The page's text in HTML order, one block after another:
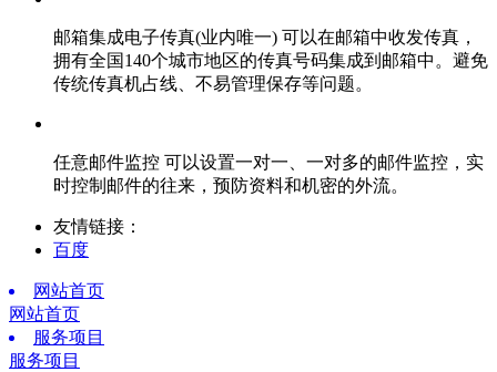
邮箱集成电子传真(业内唯一) 可以在邮箱中收发传真，
拥有全国140个城市地区的传真号码集成到邮箱中。避免
传统传真机占线、不易管理保存等问题。
任意邮件监控 可以设置一对一、一对多的邮件监控，实
时控制邮件的往来，预防资料和机密的外流。
友情链接：
百度
网站首页
网站首页
服务项目
服务项目